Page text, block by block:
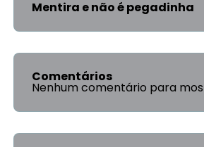
Mentira e não é pegadinha
Comentários
Nenhum comentário para